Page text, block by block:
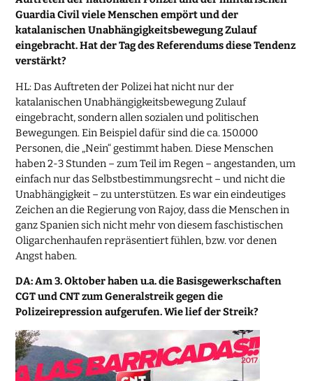
Guardia Civil viele Menschen empört und der
katalanischen Unabhängigkeitsbewegung Zulauf
eingebracht. Hat der Tag des Referendums diese Tendenz
verstärkt?
HL: Das Auftreten der Polizei hat nicht nur der
katalanischen Unabhängigkeitsbewegung Zulauf
eingebracht, sondern allen sozialen und politischen
Bewegungen. Ein Beispiel dafür sind die ca. 150.000
Personen, die „Nein“ gestimmt haben. Diese Menschen
haben 2-3 Stunden – zum Teil im Regen – angestanden, um
einfach nur das Selbstbestimmungsrecht – und nicht die
Unabhängigkeit – zu unterstützen. Es war ein eindeutiges
Zeichen an die Regierung von Rajoy, dass die Menschen in
ganz Spanien sich nicht mehr von diesem faschistischen
Oligarchenhaufen repräsentiert fühlen, bzw. vor denen
Angst haben.
DA: Am 3. Oktober haben u.a. die Basisgewerkschaften
CGT und CNT zum Generalstreik gegen die
Polizeirepression aufgerufen. Wie lief der Streik?